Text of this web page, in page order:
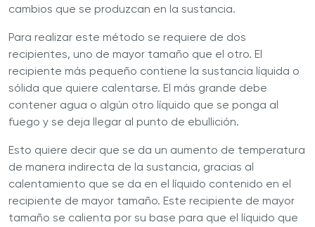
cambios que se produzcan en la sustancia.
Para realizar este método se requiere de dos
recipientes, uno de mayor tamaño que el otro. El
recipiente más pequeño contiene la sustancia líquida o
sólida que quiere calentarse. El más grande debe
contener agua o algún otro líquido que se ponga al
fuego y se deja llegar al punto de ebullición.
Esto quiere decir que se da un aumento de temperatura
de manera indirecta de la sustancia, gracias al
calentamiento que se da en el líquido contenido en el
recipiente de mayor tamaño. Este recipiente de mayor
tamaño se calienta por su base para que el líquido que